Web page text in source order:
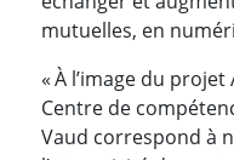
mutuelles, en
« À l’image du
Centre de
Vaud correspond à